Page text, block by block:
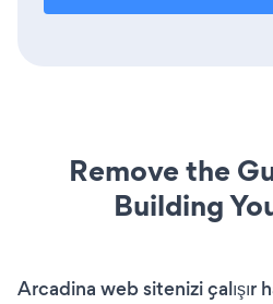
Remove the
Building
Arcadina web sitenizi çalışır